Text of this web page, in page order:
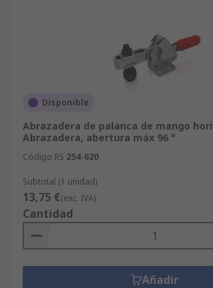
Disponible
Abrazadera de palanca de mango
Abrazadera, abertura máx 96 °
Código RS 254-620
Subtotal (1 unidad)
13,75 €(exc. IVA)
Cantidad
Añadir